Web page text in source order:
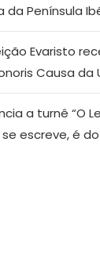
Península
Evaristo
Causa da
a turnê “O
escreve, é